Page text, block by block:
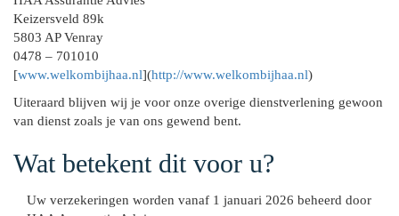
Keizersveld 89k
5803 AP Venray
0478 – 701010
[www.welkombijhaa.nl](http://www.welkombijhaa.nl)
Uiteraard blijven wij je voor onze overige dienstverlening gewoon
van dienst zoals je van ons gewend bent.
Wat betekent dit voor u?
Uw verzekeringen worden vanaf 1 januari 2026 beheerd door